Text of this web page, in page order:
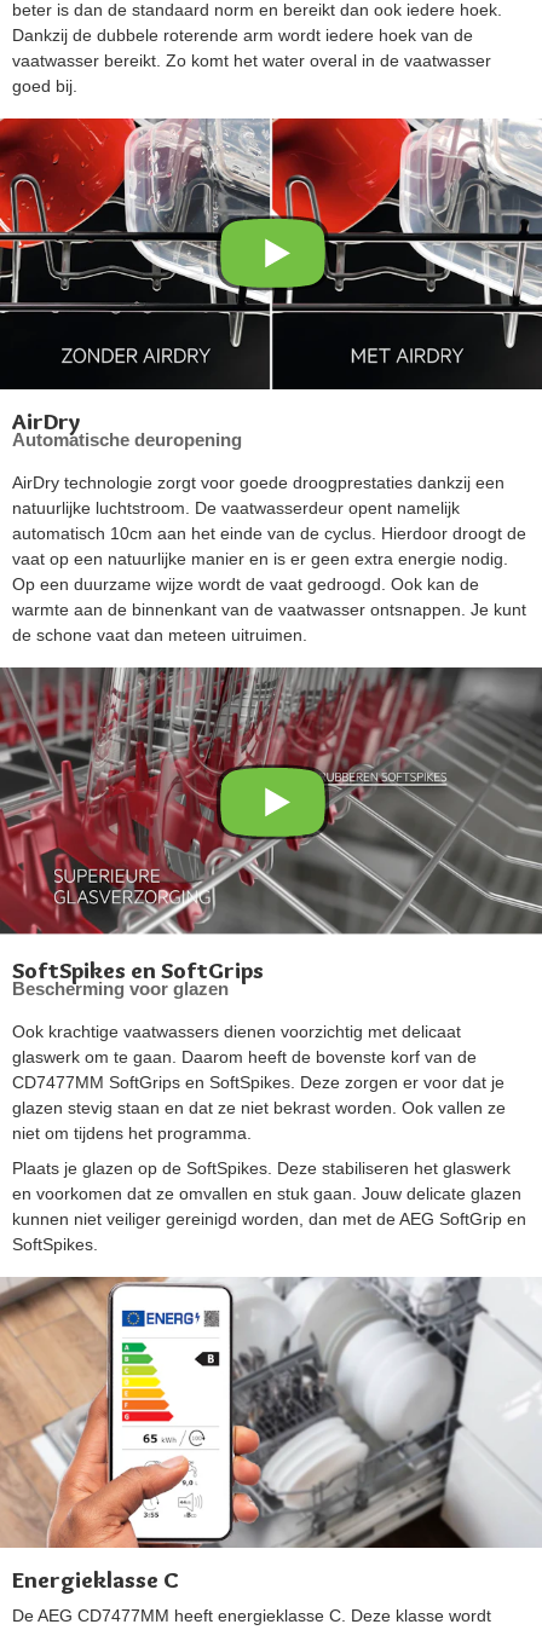
beter is dan de standaard norm en bereikt dan ook iedere hoek.
Dankzij de dubbele roterende arm wordt iedere hoek van de
vaatwasser bereikt. Zo komt het water overal in de vaatwasser
goed bij.
AirDry
Automatische deuropening
AirDry technologie zorgt voor goede droogprestaties dankzij een
natuurlijke luchtstroom. De vaatwasserdeur opent namelijk
automatisch 10cm aan het einde van de cyclus. Hierdoor droogt de
vaat op een natuurlijke manier en is er geen extra energie nodig.
Op een duurzame wijze wordt de vaat gedroogd. Ook kan de
warmte aan de binnenkant van de vaatwasser ontsnappen. Je kunt
de schone vaat dan meteen uitruimen.
SoftSpikes en SoftGrips
Bescherming voor glazen
Ook krachtige vaatwassers dienen voorzichtig met delicaat
glaswerk om te gaan. Daarom heeft de bovenste korf van de
CD7477MM SoftGrips en SoftSpikes. Deze zorgen er voor dat je
glazen stevig staan en dat ze niet bekrast worden. Ook vallen ze
niet om tijdens het programma.
Plaats je glazen op de SoftSpikes. Deze stabiliseren het glaswerk
en voorkomen dat ze omvallen en stuk gaan. Jouw delicate glazen
kunnen niet veiliger gereinigd worden, dan met de AEG SoftGrip en
SoftSpikes.
Energieklasse C
De AEG CD7477MM heeft energieklasse C. Deze klasse wordt